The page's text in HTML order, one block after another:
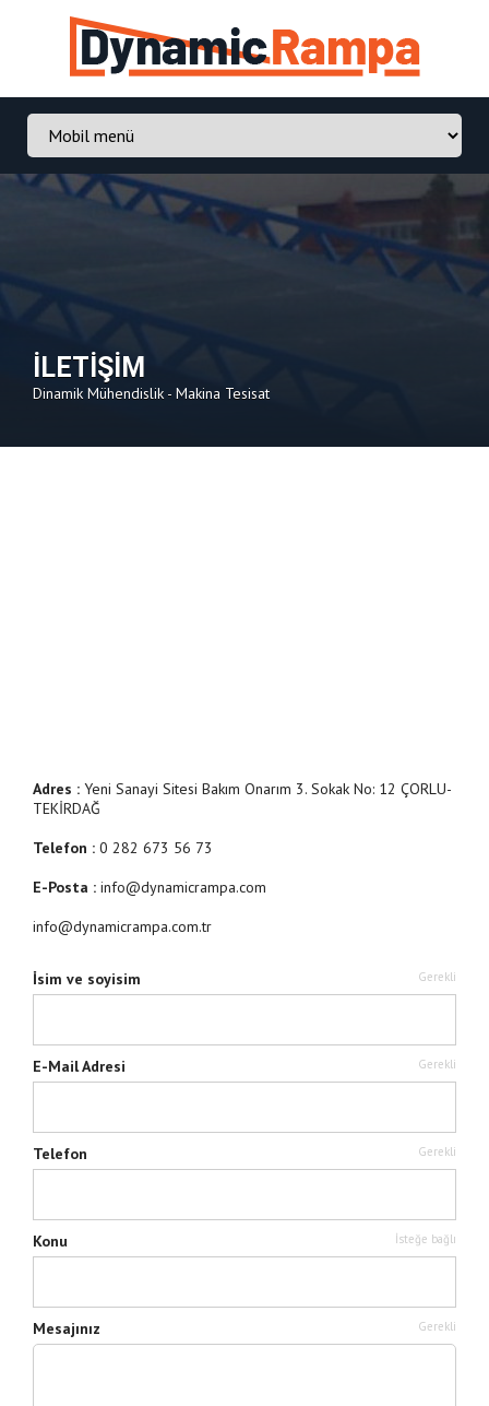
İLETİŞİM
Dinamik Mühendislik - Makina Tesisat
Adres : Yeni Sanayi Sitesi Bakım Onarım 3. Sokak No: 12 ÇORLU-
TEKİRDAĞ
Telefon : 0 282 673 56 73
E-Posta : info@dynamicrampa.com
info@dynamicrampa.com.tr
İsim ve soyisim Gerekli
E-Mail Adresi Gerekli
Telefon Gerekli
Konu İsteğe bağlı
Mesajınız Gerekli